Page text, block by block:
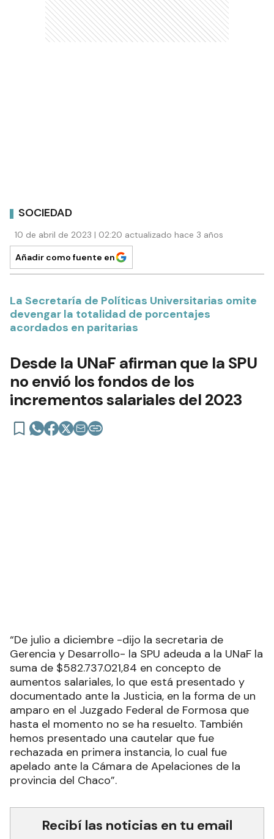
SOCIEDAD
10 de abril de 2023 | 02:20 actualizado hace 3 años
Añadir como fuente en
La Secretaría de Políticas Universitarias omite
devengar la totalidad de porcentajes
acordados en paritarias
Desde la UNaF afirman que la SPU
no envió los fondos de los
incrementos salariales del 2023
“De julio a diciembre -dijo la secretaria de
Gerencia y Desarrollo- la SPU adeuda a la UNaF la
suma de $582.737.021,84 en concepto de
aumentos salariales, lo que está presentado y
documentado ante la Justicia, en la forma de un
amparo en el Juzgado Federal de Formosa que
hasta el momento no se ha resuelto. También
hemos presentado una cautelar que fue
rechazada en primera instancia, lo cual fue
apelado ante la Cámara de Apelaciones de la
provincia del Chaco”.
Recibí las noticias en tu email